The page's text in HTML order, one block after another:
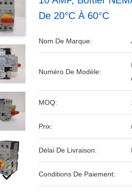
De 20°C À 60°C
Nom De Marque:
Numéro De Modèle:
MOQ:
Prix:
Délai De Livraison:
Conditions De Paiement: